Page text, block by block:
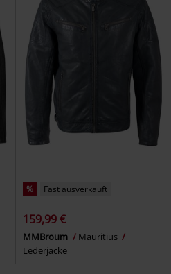
% Fast ausverkauft
159,99 €
MMBroum
Mauritius
Lederjacke